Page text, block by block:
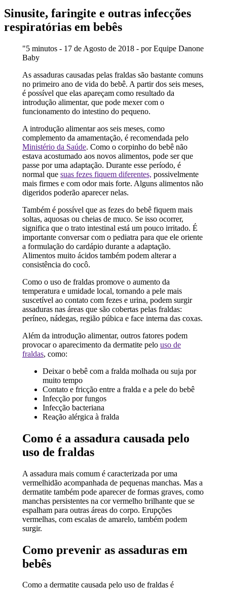
Sinusite, faringite e outras infecções
respiratórias em bebês
"5 minutos - 17 de Agosto de 2018 - por Equipe Danone
Baby
As assaduras causadas pelas fraldas são bastante comuns
no primeiro ano de vida do bebê. A partir dos seis meses,
é possível que elas apareçam como resultado da
introdução alimentar, que pode mexer com o
funcionamento do intestino do pequeno.
A introdução alimentar aos seis meses, como
complemento da amamentação, é recomendada pelo
Ministério da Saúde. Como o corpinho do bebê não
estava acostumado aos novos alimentos, pode ser que
passe por uma adaptação. Durante esse período, é
normal que suas fezes fiquem diferentes, possivelmente
mais firmes e com odor mais forte. Alguns alimentos não
digeridos poderão aparecer nelas.
Também é possível que as fezes do bebê fiquem mais
soltas, aquosas ou cheias de muco. Se isso ocorrer,
significa que o trato intestinal está um pouco irritado. É
importante conversar com o pediatra para que ele oriente
a formulação do cardápio durante a adaptação.
Alimentos muito ácidos também podem alterar a
consistência do cocô.
Como o uso de fraldas promove o aumento da
temperatura e umidade local, tornando a pele mais
suscetível ao contato com fezes e urina, podem surgir
assaduras nas áreas que são cobertas pelas fraldas:
períneo, nádegas, região púbica e face interna das coxas.
Além da introdução alimentar, outros fatores podem
provocar o aparecimento da dermatite pelo uso de
fraldas, como:
Deixar o bebê com a fralda molhada ou suja por
muito tempo
Contato e fricção entre a fralda e a pele do bebê
Infecção por fungos
Infecção bacteriana
Reação alérgica à fralda
Como é a assadura causada pelo
uso de fraldas
A assadura mais comum é caracterizada por uma
vermelhidão acompanhada de pequenas manchas. Mas a
dermatite também pode aparecer de formas graves, como
manchas persistentes na cor vermelho brilhante que se
espalham para outras áreas do corpo. Erupções
vermelhas, com escalas de amarelo, também podem
surgir.
Como prevenir as assaduras em
bebês
Como a dermatite causada pelo uso de fraldas é